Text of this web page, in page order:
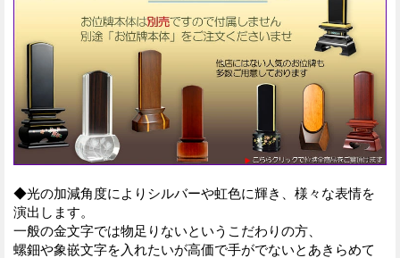
◆光の加減角度によりシルバーや虹色に輝き、様々な表情を
演出します。
一般の金文字では物足りないというこだわりの方、
螺鈿や象嵌文字を入れたいが高価で手がでないとあきらめて